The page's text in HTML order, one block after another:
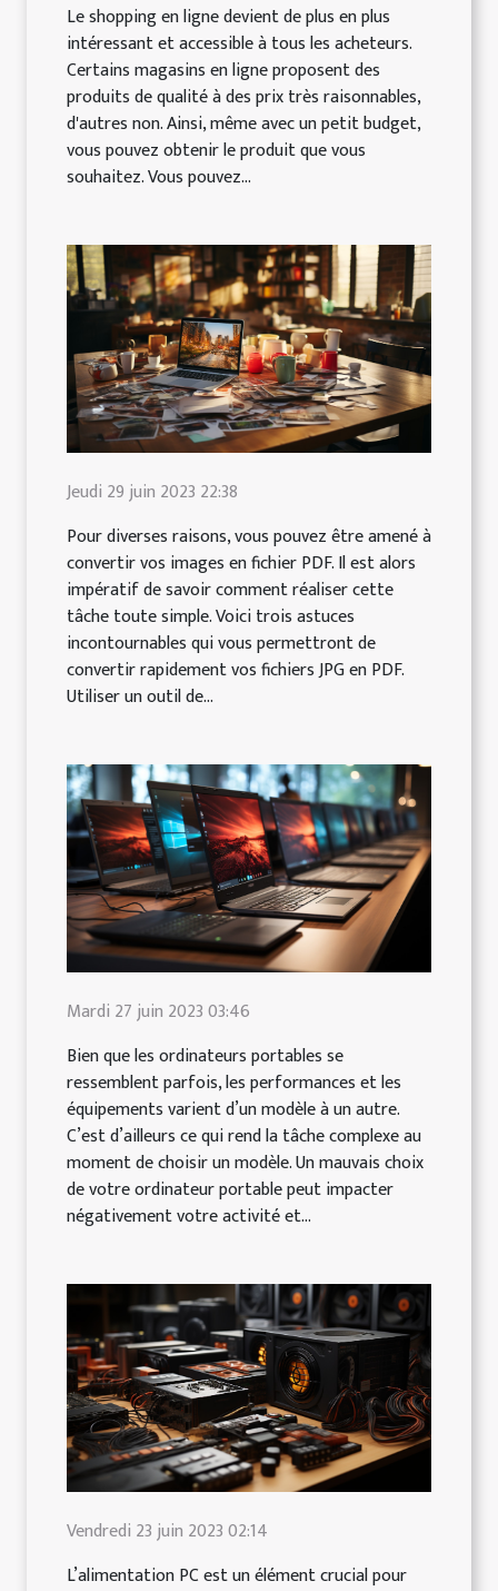
Le shopping en ligne devient de plus en plus
intéressant et accessible à tous les acheteurs.
Certains magasins en ligne proposent des
produits de qualité à des prix très raisonnables,
d'autres non. Ainsi, même avec un petit budget,
vous pouvez obtenir le produit que vous
souhaitez. Vous pouvez...
Jeudi 29 juin 2023 22:38
Pour diverses raisons, vous pouvez être amené à
convertir vos images en fichier PDF. Il est alors
impératif de savoir comment réaliser cette
tâche toute simple. Voici trois astuces
incontournables qui vous permettront de
convertir rapidement vos fichiers JPG en PDF.
Utiliser un outil de...
Mardi 27 juin 2023 03:46
Bien que les ordinateurs portables se
ressemblent parfois, les performances et les
équipements varient d’un modèle à un autre.
C’est d’ailleurs ce qui rend la tâche complexe au
moment de choisir un modèle. Un mauvais choix
de votre ordinateur portable peut impacter
négativement votre activité et...
Vendredi 23 juin 2023 02:14
L’alimentation PC est un élément crucial pour